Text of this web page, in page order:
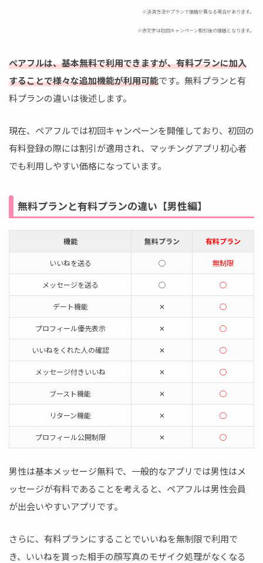
※決済方法やプランで価格が異なる場合があります。
※赤文字は初回キャンペーン割引後の価格となります。
ペアフルは、基本無料で利用できますが、有料プランに加入
することで様々な追加機能が利用可能です。無料プランと有
料プランの違いは後述します。
現在、ペアフルでは初回キャンペーンを開催しており、初回の
有料登録の際には割引が適用され、マッチングアプリ初心者
でも利用しやすい価格になっています。
無料プランと有料プランの違い【男性編】
機能 無料プラン 有料プラン
いいねを送る ◯ 無制限
メッセージを送る ◯ ○
デート機能 ✕ ◯
プロフィール優先表示 ✕ ◯
いいねをくれた人の確認 ✕ ◯
メッセージ付きいいね ✕ ◯
ブースト機能 ✕ ◯
リターン機能 ✕ ◯
プロフィール公開制限 ✕ ◯
男性は基本メッセージ無料で、一般的なアプリでは男性はメ
ッセージが有料であることを考えると、ペアフルは男性会員
が出会いやすいアプリです。
さらに、有料プランにすることでいいねを無制限で利用で
き、いいねを貰った相手の顔写真のモザイク処理がなくなる